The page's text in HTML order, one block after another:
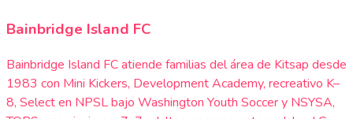
Bainbridge Island FC
Bainbridge Island FC atiende familias del área de Kitsap desde
1983 con Mini Kickers, Development Academy, recreativo K–
8, Select en NPSL bajo Washington Youth Soccer y NSYSA,